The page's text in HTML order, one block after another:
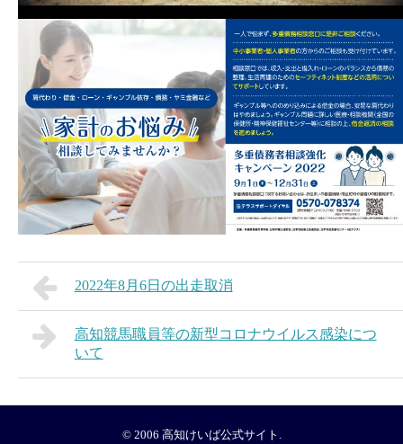
2022年8月6日の出走取消
高知競馬職員等の新型コロナウイルス感染につ
いて
© 2006 高知けいば公式サイト .